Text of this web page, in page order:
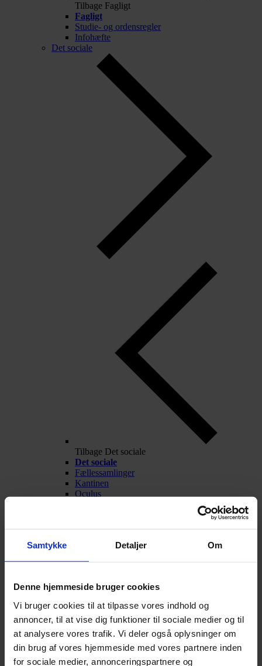
Samtykke Detaljer Om
Denne hjemmeside bruger cookies
Vi bruger cookies til at tilpasse vores indhold og
annoncer, til at vise dig funktioner til sociale medier og til
at analysere vores trafik. Vi deler også oplysninger om
din brug af vores hjemmeside med vores partnere inden
for sociale medier, annonceringspartnere og
Tilbage Fagligt
Fagligt
Studie- og ordensregler
Infohæfte
Det sociale
Tilbage Det sociale
Det sociale
Fællessamlinger
Kantinen
Oculus
Arrangementer